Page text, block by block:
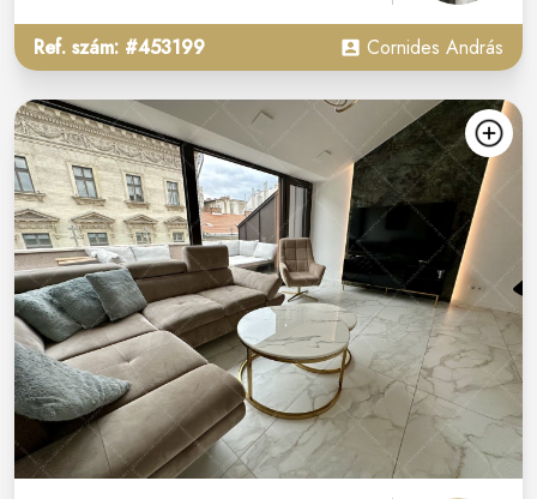
Ref. szám: #453199 Cornides András